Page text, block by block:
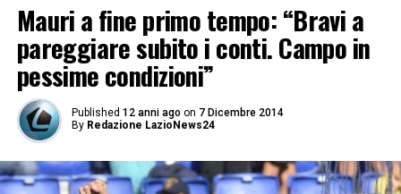
Mauri a fine primo tempo: “Bravi a
pareggiare subito i conti. Campo in
pessime condizioni”
Published 12 anni ago on 7 Dicembre 2014
By Redazione LazioNews24